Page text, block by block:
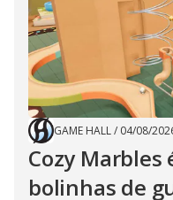
GAME HALL/ 04/08/
Cozy Marbles
bolinhas de